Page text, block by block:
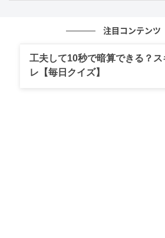
ーラを持っていること」
注目コンテンツ
工夫して10秒で暗算できる？ス
レ【毎日クイズ】